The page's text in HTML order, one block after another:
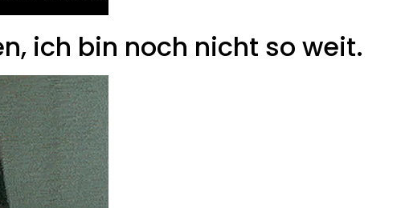
ich bin noch nicht so weit.